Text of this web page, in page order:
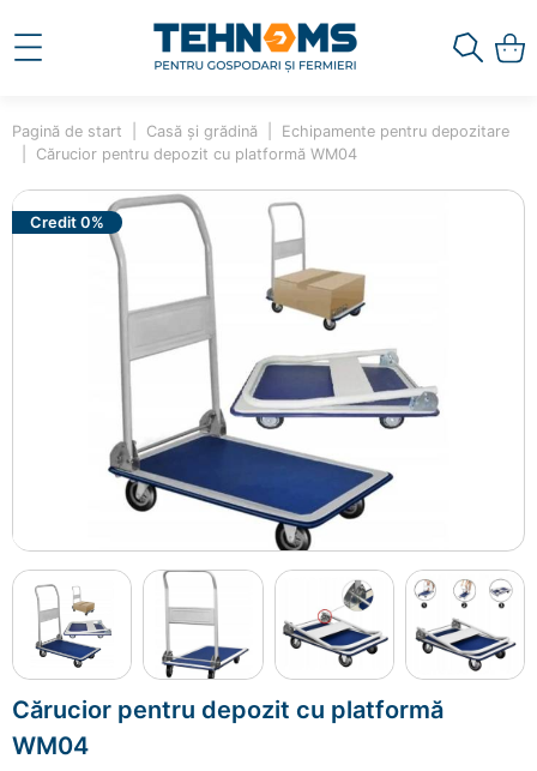
Pagină de start Casă și grădină
Echipamente pentru depozitare
Cărucior pentru depozit cu platformă WM04
Credit 0%
Cărucior pentru depozit cu platformă
WM04